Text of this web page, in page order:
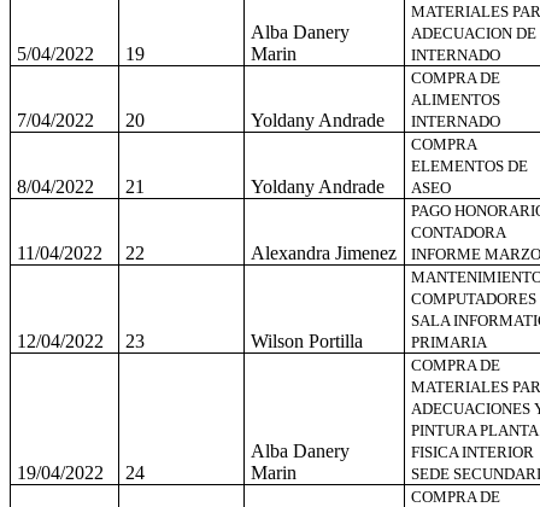
5/04/2022 19
Alba Danery
Marin
MATERIALES
ADECUACION DE
INTERNADO
7/04/2022 20 Yoldany Andrade
COMPRA DE
ALIMENTOS
INTERNADO
8/04/2022 21 Yoldany Andrade
COMPRA
ELEMENTOS DE
ASEO
11/04/2022 22 Alexandra Jimenez
PAGO
CONTADORA
INFORME MARZO
12/04/2022 23 Wilson Portilla
COMPUTADORES
SALA
PRIMARIA
19/04/2022 24
Alba Danery
Marin
COMPRA DE
MATERIALES
ADECUACIONES
PINTURA PLANTA
FISICA INTERIOR
SEDE
COMPRA DE